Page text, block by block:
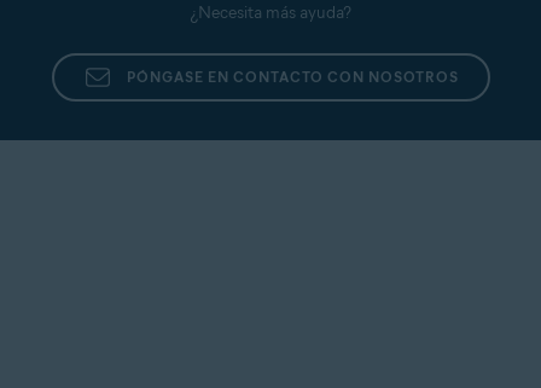
¿Necesita más ayuda?
PÓNGASE EN CONTACTO CON NOSOTROS